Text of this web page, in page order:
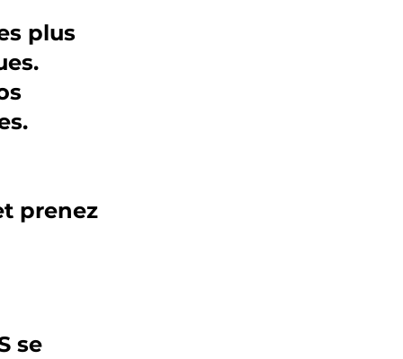
plus
prenez
se